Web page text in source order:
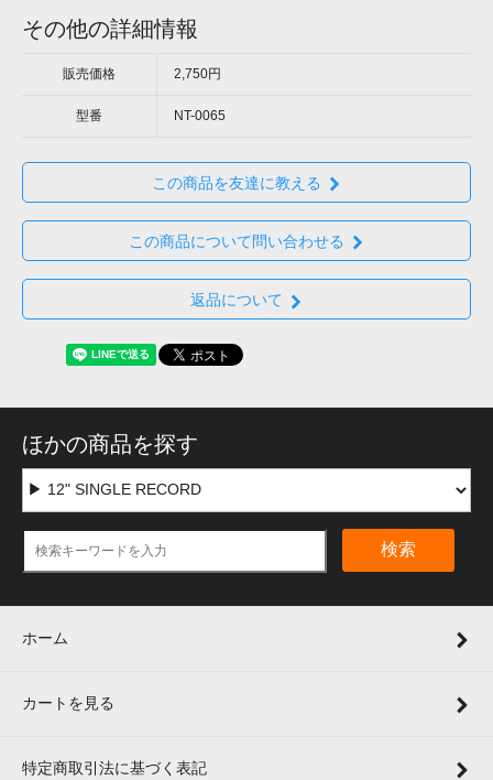
その他の詳細情報
販売価格 2,750円
型番 NT-0065
この商品を友達に教える
この商品について問い合わせる
返品について
ほかの商品を探す
検索
ホーム
カートを見る
特定商取引法に基づく表記